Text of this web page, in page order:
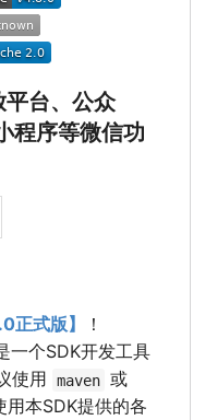
台、公众
程序等微信功
正式版】
！
一个SDK开发工具
使用
maven 或
用本SDK提供的各